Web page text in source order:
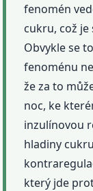
fenomén
cukru, což je
Obvykle se
fenoménu
že za to
noc, ke
inzulínovou
hladiny
který jde